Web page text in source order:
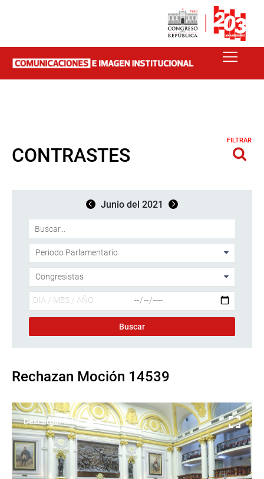
CONTRASTES
FILTRAR
Junio del 2021
Rechazan Moción 14539
Descargar foto